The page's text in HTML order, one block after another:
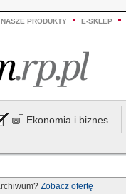
PRODUKTY E-SKLEP
Ekonomia i biznes
Zobacz ofertę